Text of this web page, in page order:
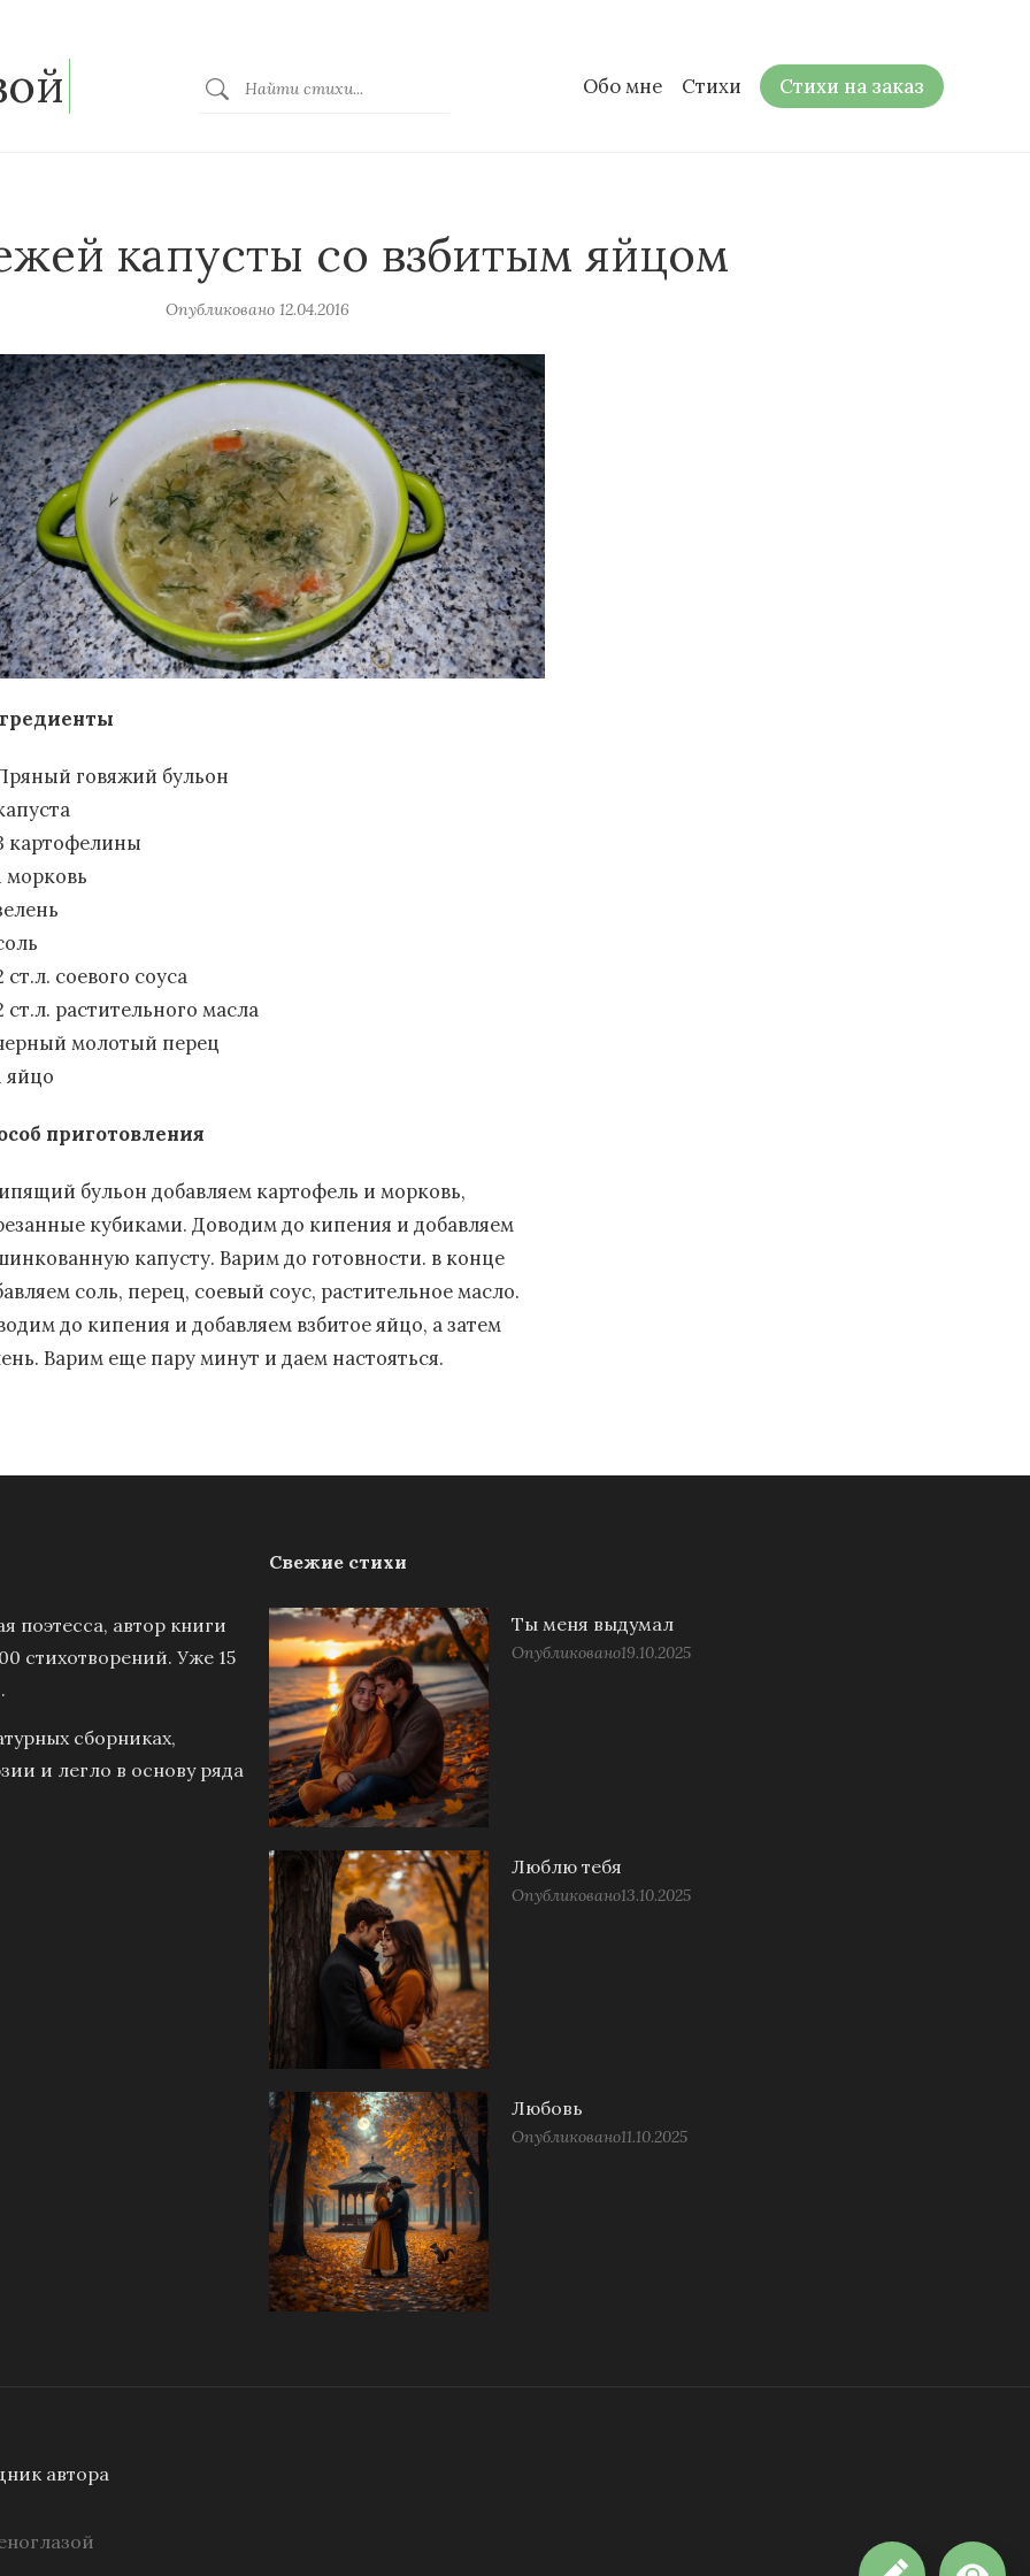
Обо мне Стихи Стихи на заказ
капусты со взбитым яйцом
Опубликовано 12.04.2016
говяжий бульон
картофелины
морковь
ст.л. соевого соуса
ст.л. растительного масла
молотый перец
яйцо
приготовления
бульон добавляем картофель и морковь,
кубиками. Доводим до кипения и добавляем
капусту. Варим до готовности. в конце
соль, перец, соевый соус, растительное масло.
до кипения и добавляем взбитое яйцо, а затем
Варим еще пару минут и даем настояться.
поэтесса, автор книги
стихотворений. Уже 15
сборниках,
и легло в основу ряда
Свежие стихи
Ты меня выдумал
Опубликовано19.10.2025
Люблю тебя
Опубликовано13.10.2025
Любовь
Опубликовано11.10.2025
автора